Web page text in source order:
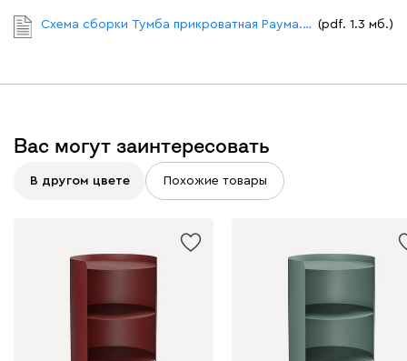
Схема сборки Тумба прикроватная Раума.pdf (pdf. 1.3 мб.)
Вас могут заинтересовать
В другом цвете Похожие товары